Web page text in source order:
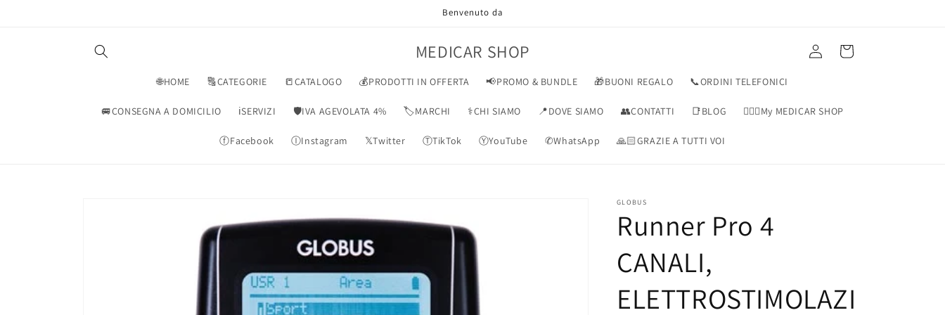
Benvenuto da
MEDICAR SHOP
🌐HOME 🔠CATEGORIE 📒CATALOGO 💰PRODOTTI IN OFFERTA 📢PROMO & BUNDLE 🎁BUONI REGALO 📞ORDINI TELEFONICI
🚐CONSEGNA A DOMICILIO ℹ️SERVIZI 🛡️IVA AGEVOLATA 4% 🏷️MARCHI ⚕️CHI SIAMO 📍DOVE SIAMO 👥CONTATTI 📑BLOG 👨🏻‍⚕️My MEDICAR SHOP
ⓕFacebook ⒾInstagram 𝕏Twitter ⓉTikTok ⓎYouTube ✆WhatsApp 🙏🏻GRAZIE A TUTTI VOI
Accedi Carrello
GLOBUS
Runner Pro 4
CANALI,
ELETTROSTIMOLAZI